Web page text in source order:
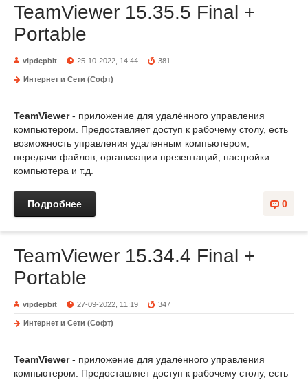
TeamViewer 15.35.5 Final +
Portable
vipdepbit 25-10-2022, 14:44 381
Интернет и Сети (Софт)
TeamViewer- приложение для удалённого управления
компьютером. Предоставляет доступ к рабочему столу, есть
возможность управления удаленным компьютером,
передачи файлов, организации презентаций, настройки
компьютера и т.д.
0
Подробнее
TeamViewer 15.34.4 Final +
Portable
vipdepbit 27-09-2022, 11:19 347
Интернет и Сети (Софт)
TeamViewer- приложение для удалённого управления
компьютером. Предоставляет доступ к рабочему столу, есть